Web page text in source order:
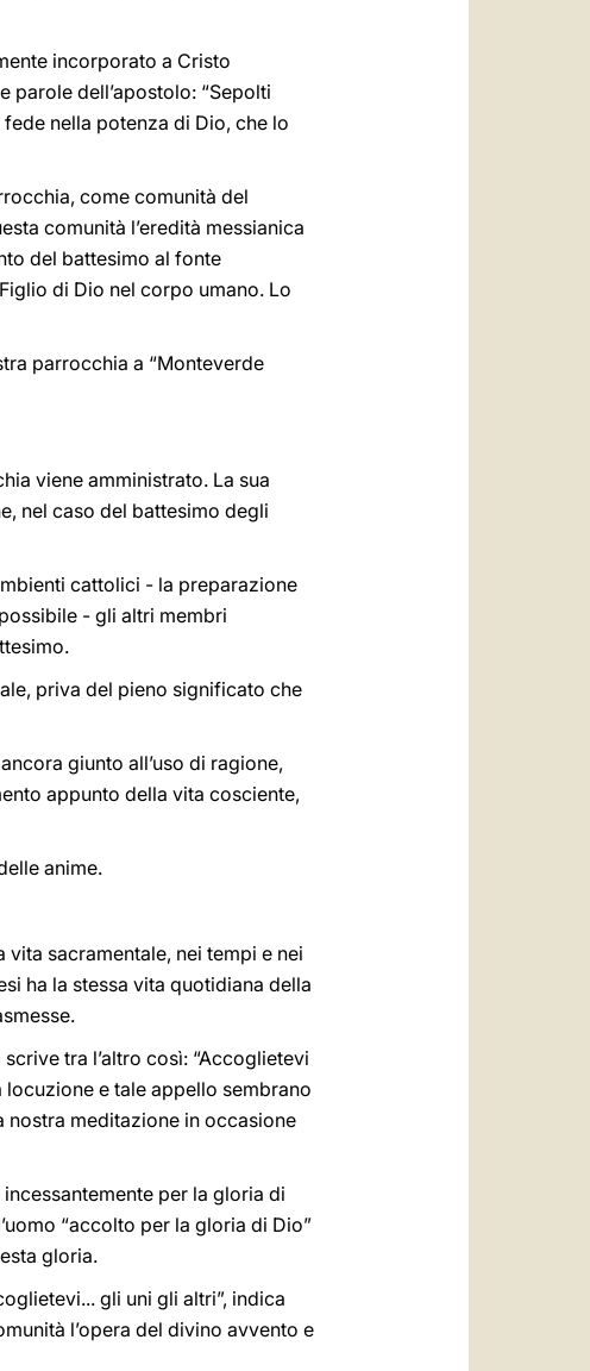
incorporato a Cristo
dell’apostolo: “Sepolti
nella potenza di Dio, che lo
come comunità del
comunità l’eredità messianica
del battesimo al fonte
di Dio nel corpo umano. Lo
parrocchia a “Monteverde
viene amministrato. La sua
nel caso del battesimo degli
cattolici - la preparazione
- gli altri membri
priva del pieno significato che
giunto all’uso di ragione,
appunto della vita cosciente,
anime.
sacramentale, nei tempi e nei
ha la stessa vita quotidiana della
tra l’altro così: “Accoglietevi
locuzione e tale appello sembrano
nostra meditazione in occasione
per la gloria di
“accolto per la gloria di Dio”
gloria.
gli uni gli altri”, indica
l’opera del divino avvento e